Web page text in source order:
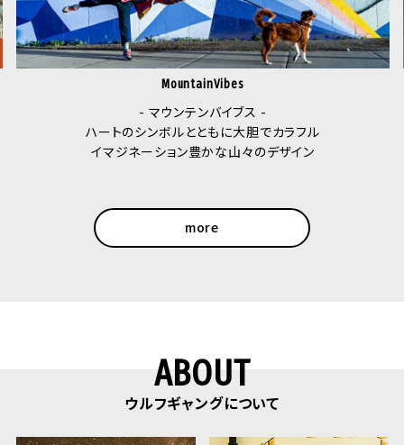
StarryWolf
- スターリーウルフ -
愛犬と一緒に星空の下を散歩する素晴らしさを
more
ABOUT
ウルフギャングについて